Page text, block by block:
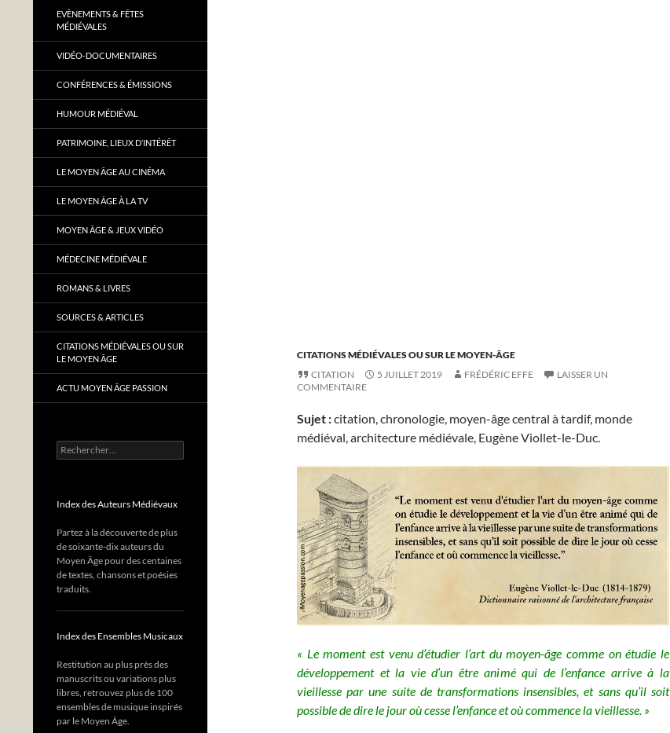
CITATIONS MÉDIÉVALES OU SUR LE MOYEN-ÂGE
CITATION
5 JUILLET 2019 FRÉDÉRIC EFFE
LAISSER UN
COMMENTAIRE
Sujet :citation, chronologie, moyen-âge central à tardif, monde
médiéval, architecture médiévale, Eugène Viollet-le-Duc.
« Le moment est venu d’étudier l’art du moyen-âge comme on étudie le
développement et la vie d’un être animé qui de l’enfance arrive à la
vieillesse par une suite de transformations insensibles, et sans qu’il soit
possible de dire le jour où cesse l’enfance et où commence la vieillesse. »
EVÈNEMENTS & FÊTES
MÉDIÉVALES
VIDÉO-DOCUMENTAIRES
CONFÉRENCES & ÉMISSIONS
HUMOUR MÉDIÉVAL
PATRIMOINE, LIEUX D’INTÉRÊT
LE MOYEN ÂGE AU CINÉMA
LE MOYEN ÂGE À LA TV
MOYEN ÂGE & JEUX VIDÉO
MÉDECINE MÉDIÉVALE
ROMANS & LIVRES
SOURCES & ARTICLES
CITATIONS MÉDIÉVALES OU SUR
LE MOYEN ÂGE
ACTU MOYEN ÂGE PASSION
Rechercher :
Index des Auteurs Médiévaux
Partez à la découverte de plus
de soixante-dix auteurs du
Moyen Âge pour des centaines
de textes, chansons et poésies
traduits.
Index des Ensembles Musicaux
Restitution au plus près des
manuscrits ou variations plus
libres, retrouvez plus de 100
ensembles de musique inspirés
par le Moyen Âge.